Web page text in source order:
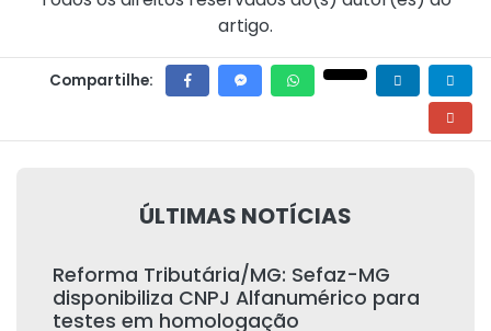
artigo.
Compartilhe:
ÚLTIMAS NOTÍCIAS
Reforma Tributária/MG: Sefaz-MG
disponibiliza CNPJ Alfanumérico para
testes em homologação